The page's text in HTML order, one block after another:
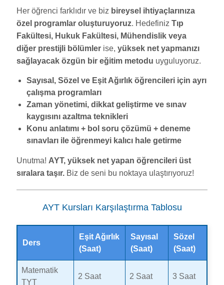
Her öğrenci farklıdır ve biz bireysel ihtiyaçlarınıza
özel programlar oluşturuyoruz. Hedefiniz Tıp
Fakültesi, Hukuk Fakültesi, Mühendislik veya
diğer prestijli bölümlerise, yüksek net yapmanızı
sağlayacak özgün bir eğitim metodu uyguluyoruz.
Sayısal, Sözel ve Eşit Ağırlık öğrencileri için ayrı
çalışma programları
Zaman yönetimi, dikkat geliştirme ve sınav
kaygısını azaltma teknikleri
Konu anlatımı + bol soru çözümü + deneme
sınavları ile öğrenmeyi kalıcı hale getirme
Unutma! AYT, yüksek net yapan öğrencileri üst
sıralara taşır.Biz de seni bu noktaya ulaştırıyoruz!
AYT Kursları Karşılaştırma Tablosu
Ders
Eşit Ağırlık
(Saat)
Sayısal
(Saat)
Sözel
(Saat)
Matematik
TYT
2 Saat 2 Saat 3 Saat